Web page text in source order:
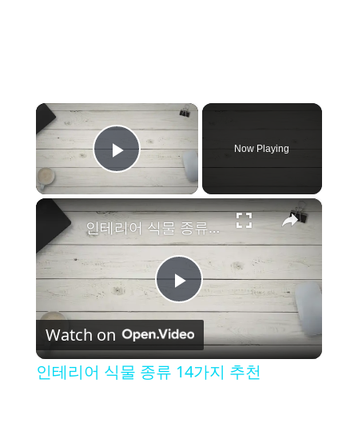
×
Play Video
Now Playing
×
P
l
인테리어 식물 종류 14가지 추천
Watch on
인테리어 식물 종류 14가지 추천